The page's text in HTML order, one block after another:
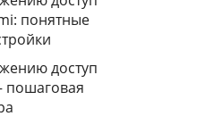
понятные
доступ
пошаговая